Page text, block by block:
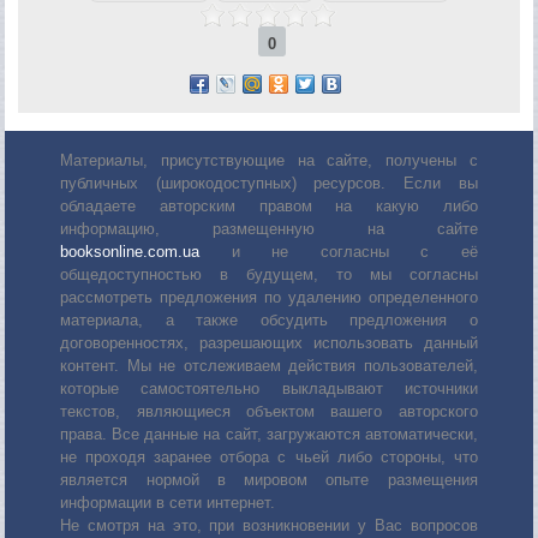
0
Материалы, присутствующие на сайте, получены с
публичных (широкодоступных) ресурсов. Если вы
обладаете авторским правом на какую либо
информацию, размещенную на сайте
booksonline.com.uaи не согласны с её
общедоступностью в будущем, то мы согласны
рассмотреть предложения по удалению определенного
материала, а также обсудить предложения о
договоренностях, разрешающих использовать данный
контент. Мы не отслеживаем действия пользователей,
которые самостоятельно выкладывают источники
текстов, являющиеся объектом вашего авторского
права. Все данные на сайт, загружаются автоматически,
не проходя заранее отбора с чьей либо стороны, что
является нормой в мировом опыте размещения
информации в сети интернет.
Не смотря на это, при возникновении у Вас вопросов